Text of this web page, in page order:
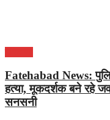
Fatehabad News:
हत्या, मूकदर्शक बने रहे
सनसनी